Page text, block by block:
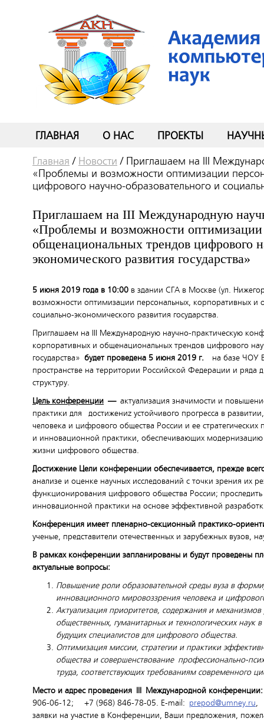
ГЛАВНАЯ О НАС ПРОЕКТЫ
Главная / Новости / Приглашаем на III
«Проблемы и возможности оптимизации
цифрового научно-образовательного и
Приглашаем на III Международную
«Проблемы и возможности
общенациональных трендов цифрового
экономического развития государства»
5 июня 2019 года в 10:00 в здании СГА в Москве (ул.
возможности оптимизации персональных, корпоративных и
социально-экономического развития государства.
Приглашаем на III Международную научно-практическую
корпоративных и общенациональных трендов цифрового
государства» будет проведена 5 июня 2019 г. на базе ЧОУ
пространстве на территории Российской Федерации и ряда
структуру.
Цель конференции — актуализация значимости и
практики для достижениz устойчивого прогресса в
человека и цифрового общества России и ее
и инновационной практики, обеспечивающих модернизацию
жизни цифрового общества.
Достижение Цели конференции обеспечивается, прежде
анализе и оценке научных исследований с точки зрения их
функционирования цифрового общества России;
инновационной практики на основе эффективной
Конференция имеет пленарно-секционный практико-
ученые, представители отечественных и зарубежных вузов,
В рамках конференции запланированы и будут проведены
актуальные вопросы:
Повышение роли образовательной среды вуза в
инновационного мировоззрения человека и
Актуализация приоритетов, содержания и
общественных, гуманитарных и технологических
будущих специалистов для цифрового общества.
Оптимизация миссии, стратегии и практики
общества и совершенствование профессионально-
труда, соответствующих требованиям современного
Место и адрес проведения
Международной
906-06-12; +7 (968) 846-78-05. Е-mail: prepod@umney.ru
заявки на участие в Конференции, Ваши предложения,